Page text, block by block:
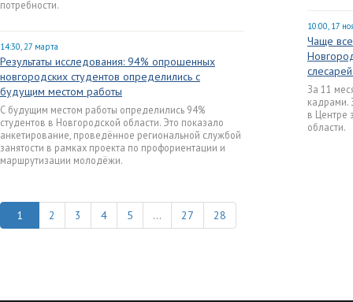
потребности.
14:30, 27 марта
Результаты исследования: 94% опрошенных
новгородских студентов определились с
будущим местом работы
С будущим местом работы определились 94%
студентов в Новгородской области. Это показало
анкетирование, проведённое региональной службой
занятости в рамках проекта по профориентации и
маршрутизации молодёжи.
10:00, 17
Чаще
За 11
кадрами.
в Центре
области.
2 3 4 5 ... 27 28